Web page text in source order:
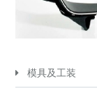
模具及工装